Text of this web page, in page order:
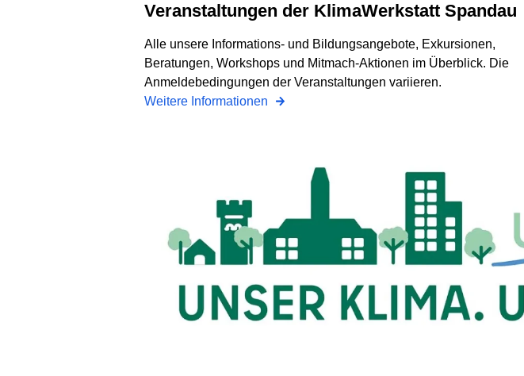
Veranstaltungen der KlimaWerkstatt Spandau
Alle unsere Informations- und Bildungsangebote, Exkursionen,
Beratungen, Workshops und Mitmach-Aktionen im Überblick. Die
Anmeldebedingungen der Veranstaltungen variieren.
Weitere Informationen